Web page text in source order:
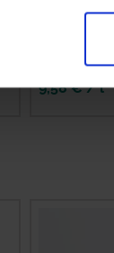
9,58 € / l